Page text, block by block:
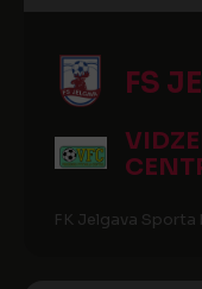
FS
FK Jelgava